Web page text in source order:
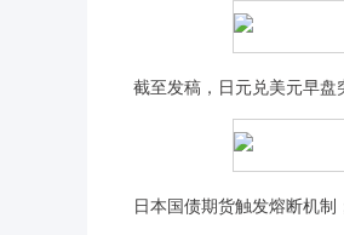
截至发稿，日元兑美元早盘
日本国债期货触发熔断机制